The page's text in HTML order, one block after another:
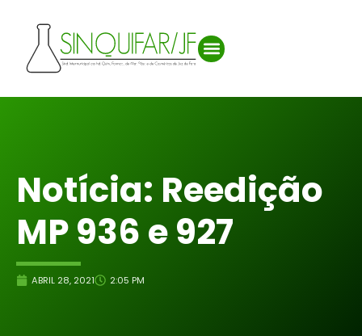
Notícia: Reedição
MP 936 e 927
ABRIL 28, 2021 2:05 PM